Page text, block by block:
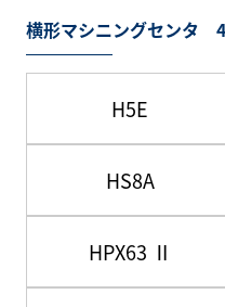
横形マシニングセンタ
H5E
HS8A
HPX63 Ⅱ